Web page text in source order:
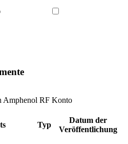
Amphenol RF Konto
Typ
Datum der
Veröffentlichung